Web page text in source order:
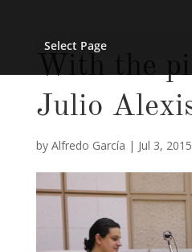
Select Page
With the
Julio
by Alfredo García | Jul 3, 2015